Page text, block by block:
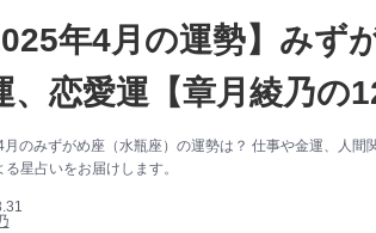
年4月の運勢】みず
、恋愛運【章月綾乃の
月のみずがめ座（水瓶座）の運勢は？ 仕事や金運、人
る星占いをお届けします。